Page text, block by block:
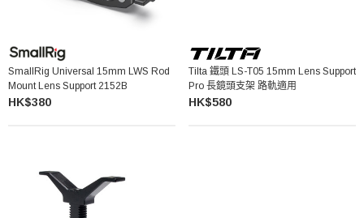
SmallRig Universal 15mm LWS Rod
Mount Lens Support 2152B
HK$380
Tilta 鐵頭 LS-T05 15mm Lens Support
Pro 長鏡頭支架 路軌適用
HK$580